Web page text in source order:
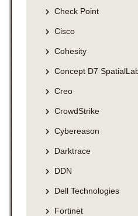
Check Point
Cisco
Cohesity
Concept D7
Creo
CrowdStrike
Cybereason
Darktrace
DDN
Dell Technologies
Fortinet